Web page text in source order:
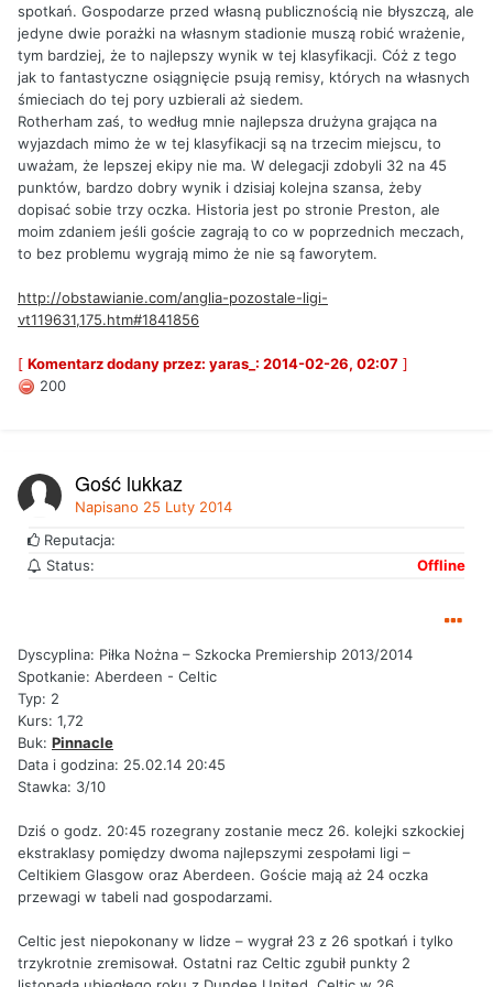
spotkań. Gospodarze przed własną publicznością nie błyszczą, ale
jedyne dwie porażki na własnym stadionie muszą robić wrażenie,
tym bardziej, że to najlepszy wynik w tej klasyfikacji. Cóż z tego
jak to fantastyczne osiągnięcie psują remisy, których na własnych
śmieciach do tej pory uzbierali aż siedem.
Rotherham zaś, to według mnie najlepsza drużyna grająca na
wyjazdach mimo że w tej klasyfikacji są na trzecim miejscu, to
uważam, że lepszej ekipy nie ma. W delegacji zdobyli 32 na 45
punktów, bardzo dobry wynik i dzisiaj kolejna szansa, żeby
dopisać sobie trzy oczka. Historia jest po stronie Preston, ale
moim zdaniem jeśli goście zagrają to co w poprzednich meczach,
to bez problemu wygrają mimo że nie są faworytem.
http://obstawianie.com/anglia-pozostale-ligi-
vt119631,175.htm#1841856
[ Komentarz dodany przez: yaras_: 2014-02-26, 02:07 ]
200
Gość lukkaz
Napisano 25 Luty 2014
Reputacja:
Status:
Offline
Dyscyplina: Piłka Nożna – Szkocka Premiership 2013/2014
Spotkanie: Aberdeen - Celtic
Typ: 2
Kurs: 1,72
Buk: Pinnacle
Data i godzina: 25.02.14 20:45
Stawka: 3/10
Dziś o godz. 20:45 rozegrany zostanie mecz 26. kolejki szkockiej
ekstraklasy pomiędzy dwoma najlepszymi zespołami ligi –
Celtikiem Glasgow oraz Aberdeen. Goście mają aż 24 oczka
przewagi w tabeli nad gospodarzami.
Celtic jest niepokonany w lidze – wygrał 23 z 26 spotkań i tylko
trzykrotnie zremisował. Ostatni raz Celtic zgubił punkty 2